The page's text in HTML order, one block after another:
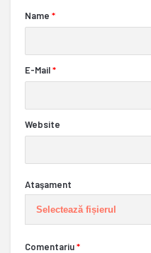
Name *
E-Mail*
Website
Ataşament
Selectează fișierul
Comentariu*